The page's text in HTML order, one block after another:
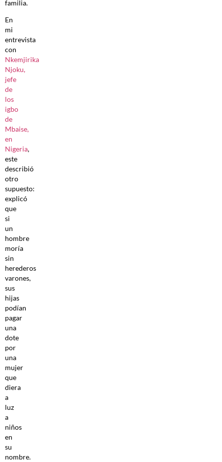
familia.
En
mi
entrevista
con
Nkemjirika
Njoku,
jefe
de
los
igbo
de
Mbaise,
en
Nigeria,
este
describió
otro
supuesto:
explicó
que
si
un
hombre
moría
sin
herederos
varones,
sus
hijas
podían
pagar
una
dote
por
una
mujer
que
diera
a
luz
a
niños
en
su
nombre.